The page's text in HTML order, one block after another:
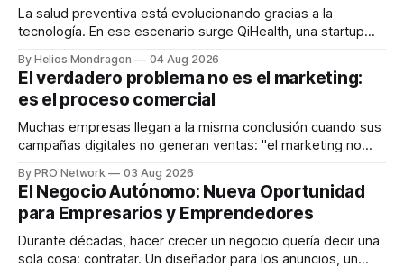
La salud preventiva está evolucionando gracias a la
tecnología. En ese escenario surge QiHealth, una startup
dispositivos inteligentes, inteligencia artificial y monitoreo
en tiempo real para ayudar a las personas a tomar mejores
decisiones sobre su salud metabólica. Su propuesta busca
responder
By Helios Mondragon 04 Aug 2026
El verdadero problema no es el marketing:
es el proceso comercial
Muchas empresas llegan a la misma conclusión cuando sus
campañas digitales no generan ventas: "el marketing no
INTERIUS, el problema suele estar en otro lugar. Durante
una entrevista para el podcast SER PRO, el especialista en
marketing digital explicó que
By PRO Network 03 Aug 2026
El Negocio Autónomo: Nueva Oportunidad
para Empresarios y Emprendedores
Durante décadas, hacer crecer un negocio quería decir una
sola cosa: contratar. Un diseñador para los anuncios, un